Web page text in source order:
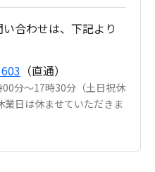
合わせは、下記より
（直通）
分～17時30分（土日祝休
業日は休ませていただきま